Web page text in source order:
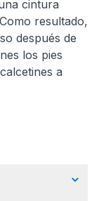
cintura
resultado,
después de
los pies
a